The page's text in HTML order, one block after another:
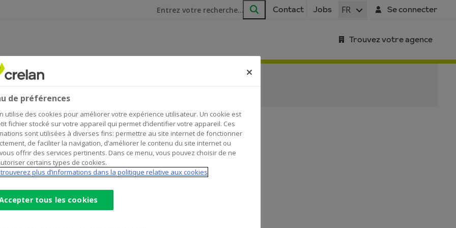
Je cherche
Rechercher
Contact Jobs FR Se connecter
Trouvez votre agence
meilleur
des Coopératives !
de préférences
utilise des cookies pour améliorer votre expérience utilisateur. Un cookie est
fichier stocké sur votre appareil qui permet d’identifier votre appareil. Ces
sont utilisées à diverses fins: permettre au site internet de fonctionner
de faciliter la navigation, d’améliorer le contenu du site internet ou
offrir des services pertinents. Dans ce menu, vous pouvez choisir de ne
certains types de cookies.
plus d’informations dans la politique relative aux cookies
tous les cookies